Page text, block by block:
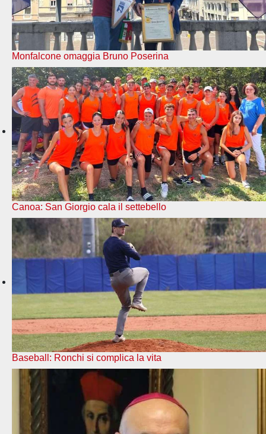
Monfalcone omaggia Bruno Poserina
Canoa: San Giorgio cala il settebello
Baseball: Ronchi si complica la vita